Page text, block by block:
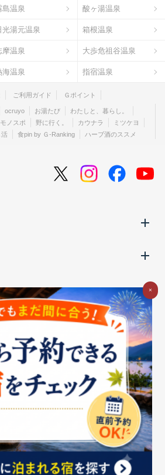
島温泉 酸ヶ湯温泉
光湯元温泉 箱根温泉
摩温泉 大歩危祖谷温泉
海温泉 指宿温泉
ご利用ガイド Ｇポイント
ocruyo お湯たび
わたしと、暮らし。
モノスポ 野に行く。 カウナラ
ミツケヨ
活 食pin by Ｇ-Ranking ハーブ酒のススメ
示 ウェブアクセシビリティの取り組み
ライバシーポータル
Cookieポリシー
記情報セキュリティ基本方針
ップ
×